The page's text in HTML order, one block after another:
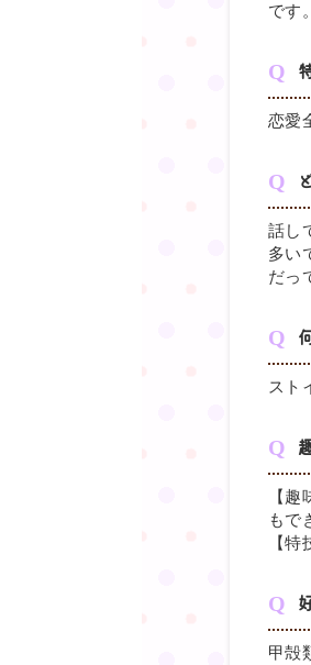
です。
恋愛
話し
多い
だっ
スト
【
もで
【
甲殻